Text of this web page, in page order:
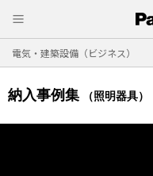
電気・建築設備（ビジネス）
納入事例集 （照明器具）